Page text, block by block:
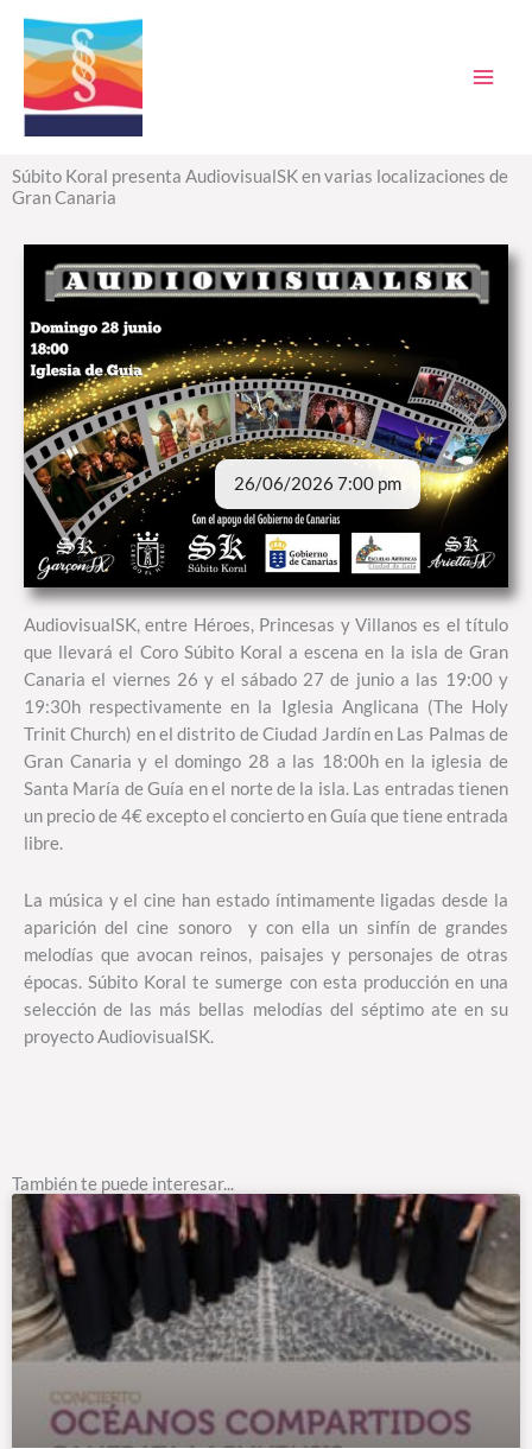
contenido
Súbito Koral presenta AudiovisualSK en varias localizaciones de
Gran Canaria
26/06/2026 7:00 pm
AudiovisualSK, entre Héroes, Princesas y Villanos es el título
que llevará el Coro Súbito Koral a escena en la isla de Gran
Canaria el viernes 26 y el sábado 27 de junio a las 19:00 y
19:30h respectivamente en la Iglesia Anglicana (The Holy
Trinit Church) en el distrito de Ciudad Jardín en Las Palmas de
Gran Canaria y el domingo 28 a las 18:00h en la iglesia de
Santa María de Guía en el norte de la isla. Las entradas tienen
un precio de 4€ excepto el concierto en Guía que tiene entrada
libre.
La música y el cine han estado íntimamente ligadas desde la
aparición del cine sonoro y con ella un sinfín de grandes
melodías que avocan reinos, paisajes y personajes de otras
épocas. Súbito Koral te sumerge con esta producción en una
selección de las más bellas melodías del séptimo ate en su
proyecto AudiovisualSK.
También te puede interesar...